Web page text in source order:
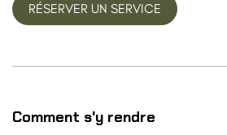
RÉSERVER UN SERVICE
Comment s'y rendre